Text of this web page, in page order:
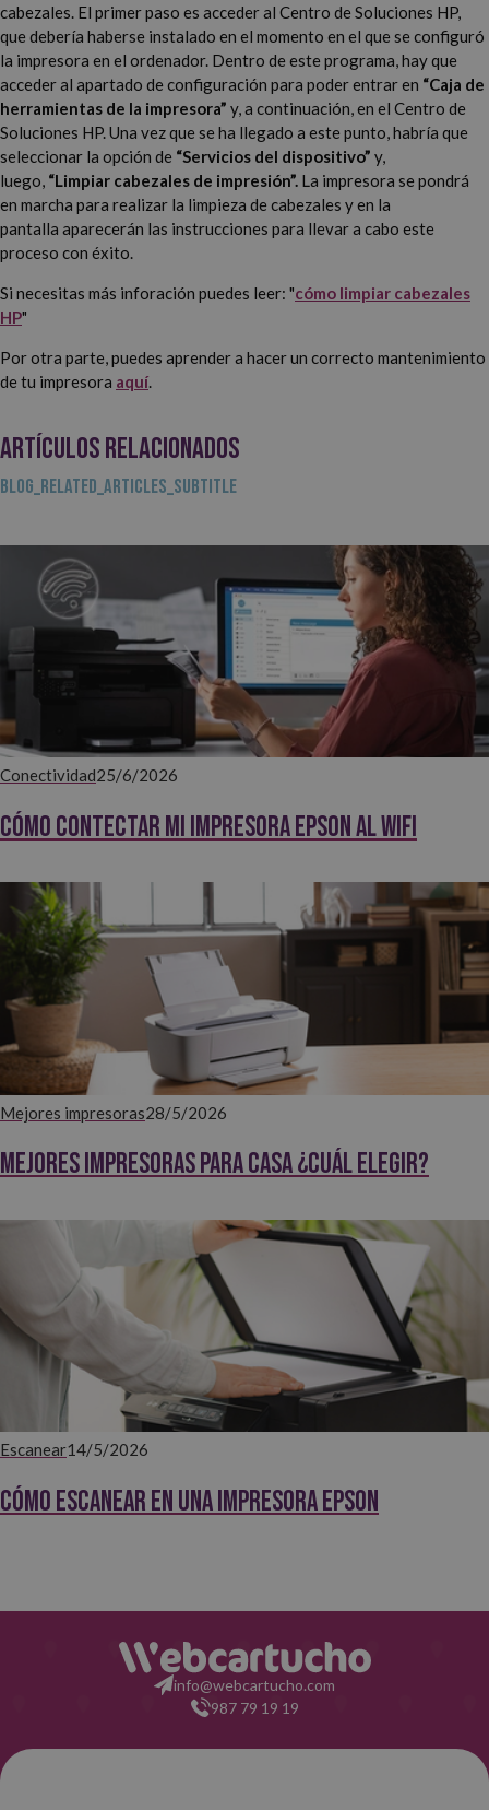
cabezales. El primer paso es acceder al Centro de Soluciones HP,
que debería haberse instalado en el momento en el que se configuró
la impresora en el ordenador. Dentro de este programa, hay que
acceder al apartado de configuración para poder entrar en “Caja de
herramientas de la impresora” y, a continuación, en el Centro de
Soluciones HP. Una vez que se ha llegado a este punto, habría que
seleccionar la opción de “Servicios del dispositivo” y,
luego, “Limpiar cabezales de impresión”. La impresora se pondrá
en marcha para realizar la limpieza de cabezales y en la
pantalla aparecerán las instrucciones para llevar a cabo este
proceso con éxito.
Si necesitas más inforación puedes leer: "cómo limpiar cabezales
HP"
Por otra parte, puedes aprender a hacer un correcto mantenimiento
de tu impresora aquí.
ARTÍCULOS RELACIONADOS
BLOG_RELATED_ARTICLES_SUBTITLE
Conectividad25/6/2026
Cómo contectar mi impresora EPSON al WiFi
Mejores impresoras28/5/2026
Mejores impresoras para casa ¿Cuál elegir?
Escanear14/5/2026
Cómo escanear en una impresora Epson
info@webcartucho.com
987 79 19 19